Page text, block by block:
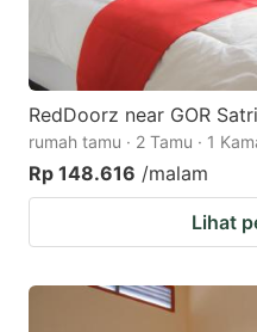
RedDoorz near GOR
rumah tamu · 2 Tamu · 1
Rp 148.616 /malam
Lihat